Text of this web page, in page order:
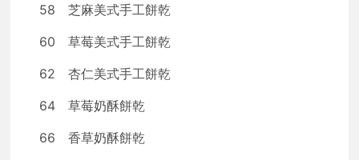
58 芝麻美式手工餅乾
60 草莓美式手工餅乾
62 杏仁美式手工餅乾
64 草莓奶酥餅乾
66 香草奶酥餅乾